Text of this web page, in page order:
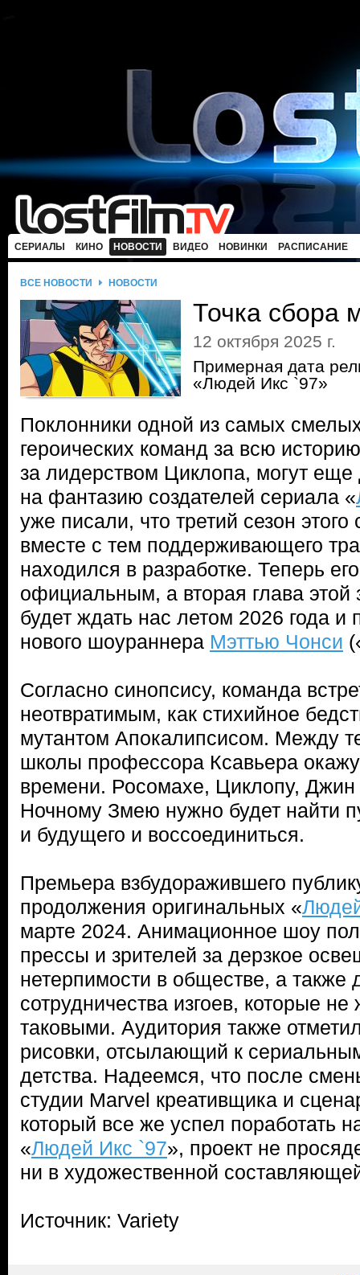
СЕРИАЛЫ КИНО НОВОСТИ ВИДЕО НОВИНКИ РАСПИСАНИЕ
ВСЕ НОВОСТИ НОВОСТИ
Точка сбора
12 октября 2025 г.
Примерная дата
«Людей Икс `97»
Поклонники одной из самых
героических команд за всю
за лидерством Циклопа, могут еще
на фантазию создателей сериала «
уже писали, что третий сезон
вместе с тем поддерживающего
находился в разработке. Теперь
официальным, а вторая глава этой
будет ждать нас летом 2026 года и
нового шоураннера Мэттью Чонси
Согласно синопсису, команда
неотвратимым, как стихийное
мутантом Апокалипсисом. Между
школы профессора Ксавьера
времени. Росомахе, Циклопу,
Ночному Змею нужно будет найти
и будущего и воссоединиться.
Премьера взбудоражившего
продолжения оригинальных «
марте 2024. Анимационное шоу
прессы и зрителей за дерзкое
нетерпимости в обществе, а также
сотрудничества изгоев, которые
таковыми. Аудитория также
рисовки, отсылающий к
детства. Надеемся, что после
студии Marvel креативщика и
который все же успел поработать
«Людей Икс `97», проект не
ни в художественной
Источник: Variety